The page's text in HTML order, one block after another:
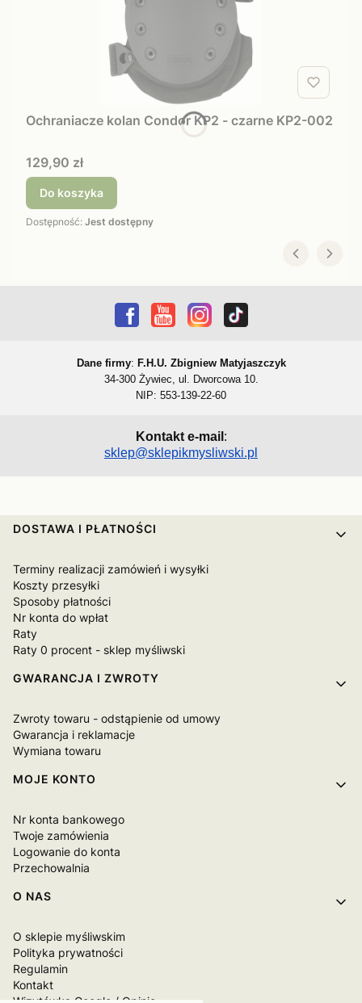
Ochraniacze kolan Condor KP2 - czarne KP2-002
Cena
129,90 zł
Do koszyka
Dostępność: Jest dostępny
Dane firmy: F.H.U. Zbigniew Matyjaszczyk
34-300 Żywiec, ul. Dworcowa 10.
NIP: 553-139-22-60
Kontakt e-mail :
sklep@sklepikmysliwski.pl
Linki w stopce
DOSTAWA I PŁATNOŚCI
Terminy realizacji zamówień i wysyłki
Koszty przesyłki
Sposoby płatności
Nr konta do wpłat
Raty
Raty 0 procent - sklep myśliwski
GWARANCJA I ZWROTY
Zwroty towaru - odstąpienie od umowy
Gwarancja i reklamacje
Wymiana towaru
MOJE KONTO
Nr konta bankowego
Twoje zamówienia
Logowanie do konta
Przechowalnia
O NAS
O sklepie myśliwskim
Polityka prywatności
Regulamin
Kontakt